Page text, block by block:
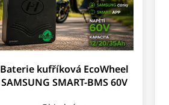
Baterie kufříková EcoWheel
SAMSUNG SMART-BMS 60V